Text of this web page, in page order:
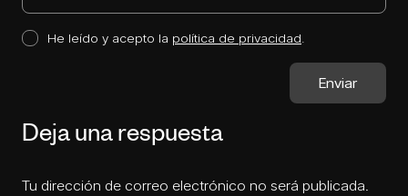
He leído y acepto la política de privacidad
Deja una respuesta
Tu dirección de correo electrónico no será publicada.